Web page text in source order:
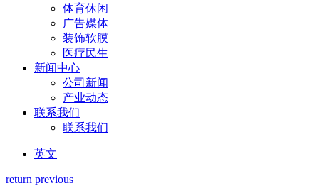
体育休闲
广告媒体
装饰软膜
医疗民生
新闻中心
公司新闻
产业动态
联系我们
联系我们
英文
return previous